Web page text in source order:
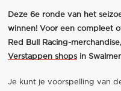
Deze 6e ronde van het
winnen! Voor een compleet
Red Bull Racing-
Verstappen shopsin
Je kunt je voorspelling van